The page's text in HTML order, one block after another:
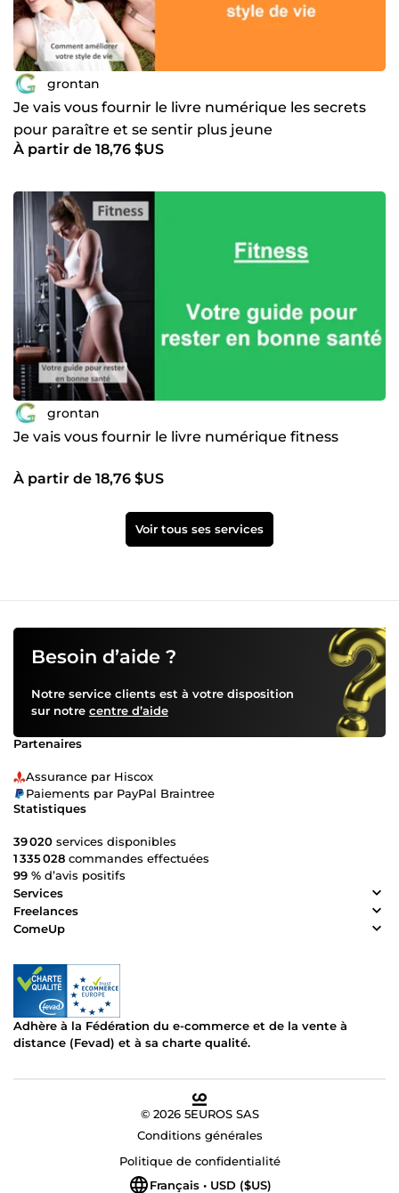
grontan
Je vais vous fournir le livre numérique les secrets
pour paraître et se sentir plus jeune
À partir de 18,76 $US
grontan
Je vais vous fournir le livre numérique fitness
À partir de 18,76 $US
Voir tous ses services
Besoin d’aide ?
Notre service clients est à votre disposition
sur notre centre d’aide
Partenaires
Assurance par Hiscox
Paiements par PayPal Braintree
Statistiques
39 020 services disponibles
1 335 028 commandes effectuées
99 % d’avis positifs
Services
Freelances
ComeUp
Adhère à la Fédération du e-commerce et de la vente à
distance (Fevad) et à sa charte qualité.
© 2026 5EUROS SAS
Conditions générales
Politique de confidentialité
Français • USD ($US)